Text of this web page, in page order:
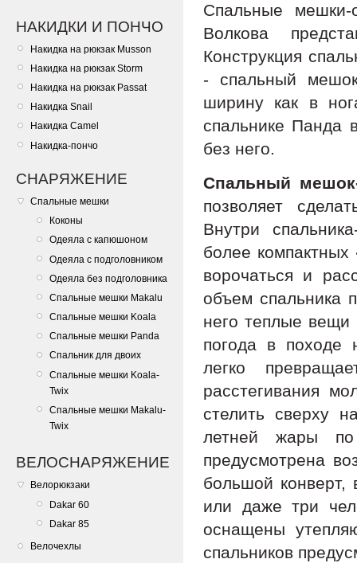
НАКИДКИ И ПОНЧО
Накидка на рюкзак Musson
Накидка на рюкзак Storm
Накидка на рюкзак Passat
Накидка Snail
Накидка Camel
Накидка-пончо
СНАРЯЖЕНИЕ
Спальные мешки
Коконы
Одеяла с капюшоном
Одеяла с подголовником
Одеяла без подголовника
Спальные мешки Makalu
Спальные мешки Koala
Спальные мешки Panda
Спальник для двоих
Спальные мешки Koala-
Twix
Спальные мешки Makalu-
Twix
ВЕЛОСНАРЯЖЕНИЕ
Велорюкзаки
Dakar 60
Dakar 85
Велочехлы
Спальные мешки-
Волкова
Конструкция
- спальный
ширину как в
спальнике Панда
без него.
Спальный
позволяет
Внутри
более
ворочаться и
объем спальника
него теплые вещи
погода в походе
легко
расстегивания
стелить сверху
летней жары
предусмотрена
большой конверт,
или даже три
оснащены
спальников